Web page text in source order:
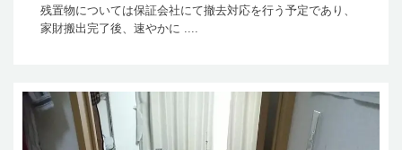
残置物については保証会社にて撤去対応を行う予定であり、
家財搬出完了後、速やかに ....